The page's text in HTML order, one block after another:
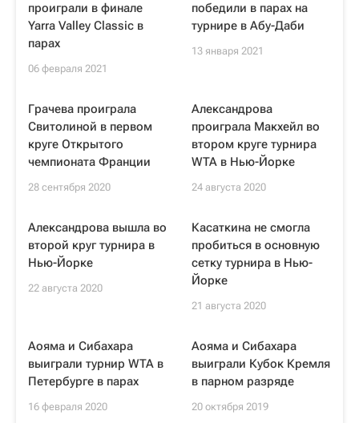
проиграли в финале
Yarra Valley Classic в
парах
06 февраля 2021
победили в парах на
турнире в Абу-Даби
13 января 2021
Грачева проиграла
Свитолиной в первом
круге Открытого
чемпионата Франции
28 сентября 2020
Александрова
проиграла Макхейл во
втором круге турнира
WTA в Нью-Йорке
24 августа 2020
Александрова вышла во
второй круг турнира в
Нью-Йорке
22 августа 2020
Касаткина не смогла
пробиться в основную
сетку турнира в Нью-
Йорке
21 августа 2020
Аояма и Сибахара
выиграли турнир WTA в
Петербурге в парах
16 февраля 2020
Аояма и Сибахара
выиграли Кубок Кремля
в парном разряде
20 октября 2019